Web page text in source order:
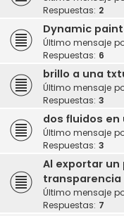
Respuestas: 2
Dynamic
Último mensaje
Respuestas: 6
brillo a una
Último mensaje
Respuestas: 3
dos fluidos en
Último mensaje
Respuestas: 3
Al exportar un
transparencia
Último mensaje
Respuestas: 7